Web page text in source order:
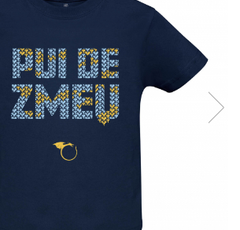
bine